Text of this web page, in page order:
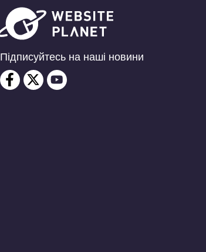
Підписуйтесь на наші новини